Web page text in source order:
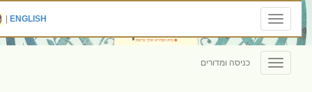
Toggle
navigation
ENGLISH
|
Toggle
navigation
כניסה ומדורים